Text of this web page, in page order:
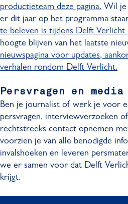
productieteam deze pagina. Wil je
er dit jaar op het programma
te beleven is tijdens Delft Verlicht
hoogte blijven van het laatste
nieuwspagina voor updates,
verhalen rondom Delft Verlicht.
Persvragen en media
Ben je journalist of werk je voor
persvragen, interviewverzoeken
rechtstreeks contact opnemen
voorzien je van alle benodigde
invalshoeken en leveren
we er samen voor dat Delft
krijgt.